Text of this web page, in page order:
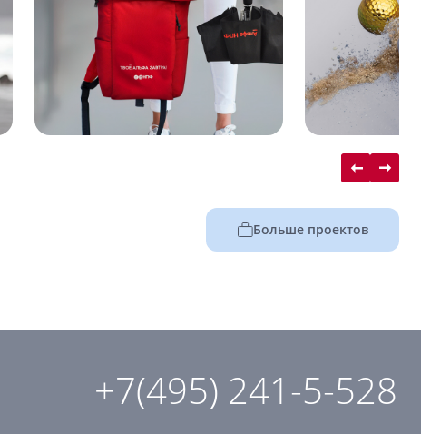
Больше проектов
+7(495) 241-5-528